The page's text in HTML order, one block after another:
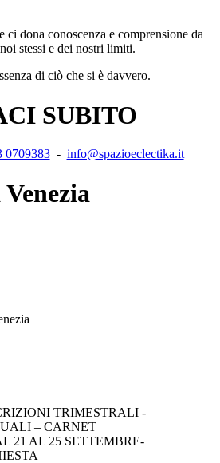
ci dona conoscenza e comprensione da
stessi e dei nostri limiti.
di ciò che si è davvero.
SUBITO
0709383- info@spazioeclectika.it
TRIMESTRALI -
– CARNET
21 AL 25 SETTEMBRE-